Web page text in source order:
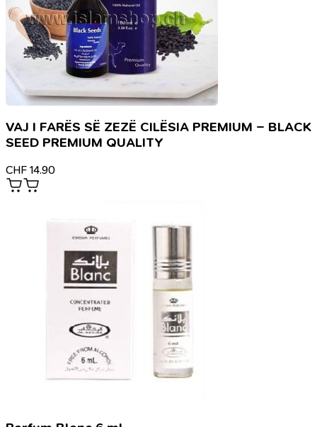
VAJ I FARËS SË ZEZË CILËSIA PREMIUM – BLACK
SEED PREMIUM QUALITY
CHF 14.90